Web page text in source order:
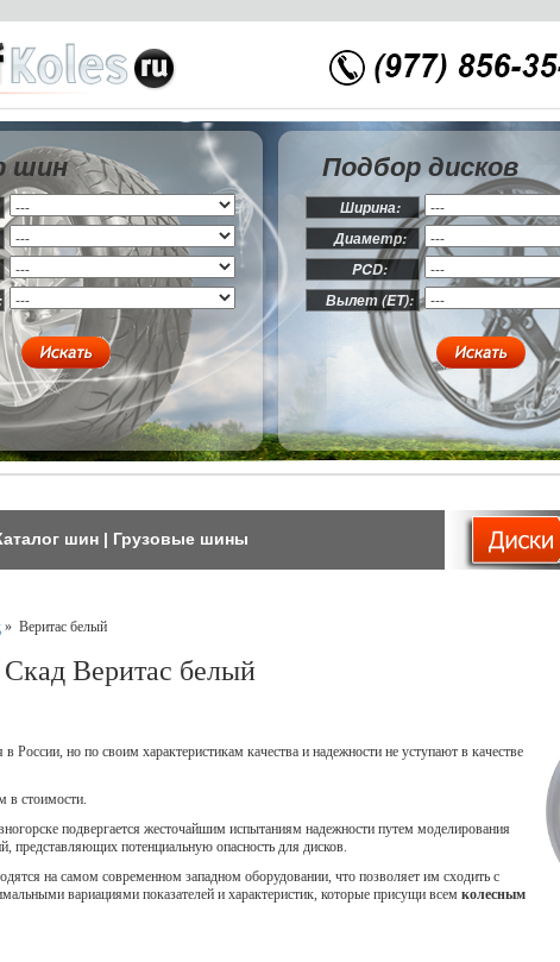
шин Подбор дисков
Ширина:
Диаметр:
PCD:
Вылет (ET):
шин | Грузовые шины
» Веритас белый
Скад Веритас белый
в России, но по своим характеристикам качества и надежности не уступают в качестве
в стоимости.
подвергается жесточайшим испытаниям надежности путем моделирования
представляющих потенциальную опасность для дисков.
на самом современном западном оборудовании, что позволяет им сходить с
вариациями показателей и характеристик, которые присущи всем колесным